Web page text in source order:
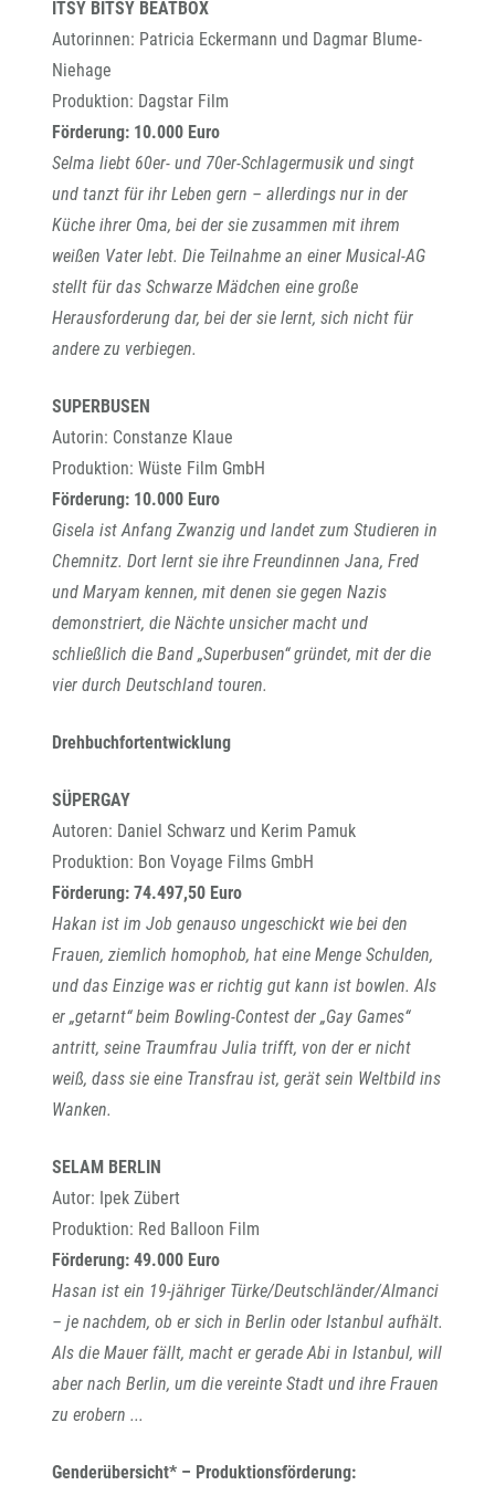
ITSY BITSY BEATBOX
Autorinnen: Patricia Eckermann und Dagmar Blume-
Niehage
Produktion: Dagstar Film
Förderung: 10.000 Euro
Selma liebt 60er- und 70er-Schlagermusik und singt
und tanzt für ihr Leben gern – allerdings nur in der
Küche ihrer Oma, bei der sie zusammen mit ihrem
weißen Vater lebt. Die Teilnahme an einer Musical-AG
stellt für das Schwarze Mädchen eine große
Herausforderung dar, bei der sie lernt, sich nicht für
andere zu verbiegen.
SUPERBUSEN
Autorin: Constanze Klaue
Produktion: Wüste Film GmbH
Förderung: 10.000 Euro
Gisela ist Anfang Zwanzig und landet zum Studieren in
Chemnitz. Dort lernt sie ihre Freundinnen Jana, Fred
und Maryam kennen, mit denen sie gegen Nazis
demonstriert, die Nächte unsicher macht und
schließlich die Band „Superbusen“ gründet, mit der die
vier durch Deutschland touren.
Drehbuchfortentwicklung
SÜPERGAY
Autoren: Daniel Schwarz und Kerim Pamuk
Produktion: Bon Voyage Films GmbH
Förderung: 74.497,50 Euro
Hakan ist im Job genauso ungeschickt wie bei den
Frauen, ziemlich homophob, hat eine Menge Schulden,
und das Einzige was er richtig gut kann ist bowlen. Als
er „getarnt“ beim Bowling-Contest der „Gay Games“
antritt, seine Traumfrau Julia trifft, von der er nicht
weiß, dass sie eine Transfrau ist, gerät sein Weltbild ins
Wanken.
SELAM BERLIN
Autor: Ipek Zübert
Produktion: Red Balloon Film
Förderung: 49.000 Euro
Hasan ist ein 19-jähriger Türke/Deutschländer/Almanci
– je nachdem, ob er sich in Berlin oder Istanbul aufhält.
Als die Mauer fällt, macht er gerade Abi in Istanbul, will
aber nach Berlin, um die vereinte Stadt und ihre Frauen
zu erobern ...
Genderübersicht* – Produktionsförderung: